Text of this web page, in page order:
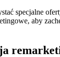
specjalne
aby